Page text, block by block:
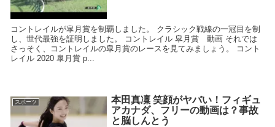
コントレイルが皐月賞を制覇しました。 クラシック戦線の一冠目を制
し、世代最強を証明しました。 コントレイル 皐月賞 動画 それでは
さっそく、コントレイルの皐月賞のレースを見てみましょう。 コント
レイル 2020 皐月賞 p...
スポーツ
本田真凜 笑顔がヤバい！フィギュ
アカナダ、フリーの動画は？事故
と脳しんとう